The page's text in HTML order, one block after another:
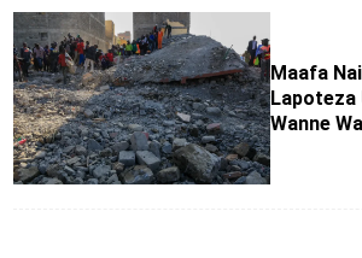
Maafa
Lapoteza
Wanne